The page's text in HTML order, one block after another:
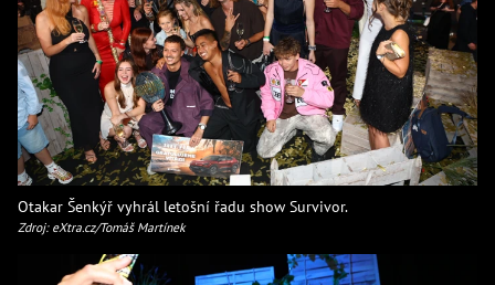
Otakar Šenkýř vyhrál letošní řadu show Survivor.
Zdroj: eXtra.cz/Tomáš Martínek